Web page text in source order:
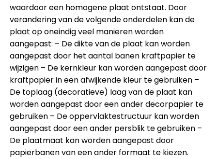
waardoor een homogene plaat ontstaat. Door
verandering van de volgende onderdelen kan de
plaat op oneindig veel manieren worden
aangepast: – De dikte van de plaat kan worden
aangepast door het aantal banen kraftpapier te
wijzigen – De kernkleur kan worden aangepast door
kraftpapier in een afwijkende kleur te gebruiken –
De toplaag (decoratieve) laag van de plaat kan
worden aangepast door een ander decorpapier te
gebruiken – De oppervlaktestructuur kan worden
aangepast door een ander persblik te gebruiken –
De plaatmaat kan worden aangepast door
papierbanen van een ander formaat te kiezen.